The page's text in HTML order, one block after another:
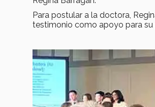
Para postular a la doctora,
testimonio como apoyo para su